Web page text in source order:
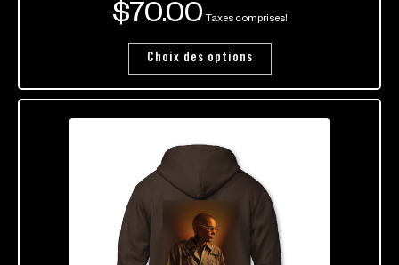
$70.00 Taxes comprises!
Choix des options